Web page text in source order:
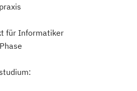
für Informatiker